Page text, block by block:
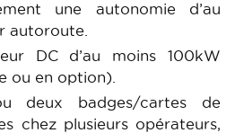
une autonomie d’au
autoroute.
DC d’au moins 100kW
ou en option).
deux badges/cartes de
chez plusieurs opérateurs,